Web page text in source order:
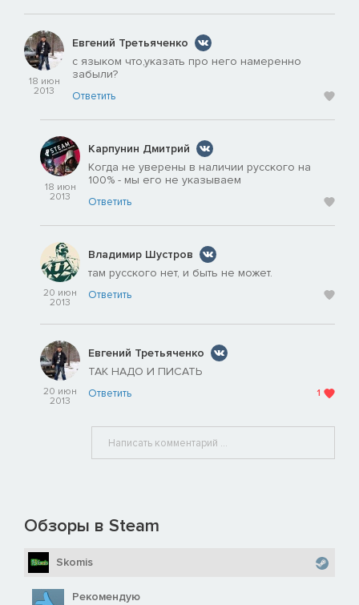
18 июн
2013
Евгений Третьяченко
с языком что,указать про него намеренно
забыли?
Ответить
18 июн
2013
Карпунин Дмитрий
Когда не уверены в наличии русского на
100% - мы его не указываем
Ответить
20 июн
2013
Владимир Шустров
там русского нет, и быть не может.
Ответить
20 июн
2013
Евгений Третьяченко
ТАК НАДО И ПИСАТЬ
Ответить 1
Обзоры в Steam
Skomis
Рекомендую